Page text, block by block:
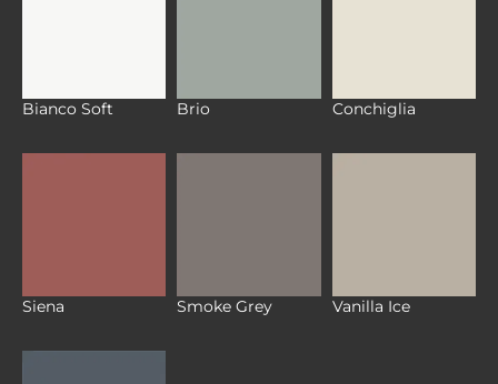
Bianco Soft Brio Conchiglia
Siena Smoke Grey Vanilla Ice